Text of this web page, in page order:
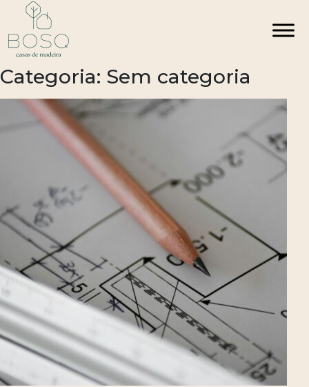
content
Categoria: Sem categoria